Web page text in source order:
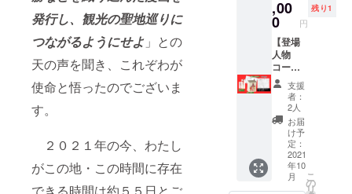
発行し、観光の聖地巡りに
つながるようにせよ 」との
天の声を聞き、これぞわが
使命と悟ったのでございま
す。
２０２１年の今、わたし
がこの地・この時間に存在
掲載す
るお名
前は
ニック
ネーム
も可能
です。
ご希望
表示名
を必ず
備考欄
にお書
きくだ
さい。
／お礼
たは企
業名を
登場さ
せま
す。
（備考
欄にご
希望の
商品ま
たは企
業名を
必ずお
書きく
ださ
い）
,00
0 円
残り1
【登場
人物
コー
ス〜セ
リフあ
り】 ／
完成し
たマン
ガ５冊
と、
キャラ
カード
支援
者：
2人
お届
け予
定：
2021
年10
月
こ
の
リ